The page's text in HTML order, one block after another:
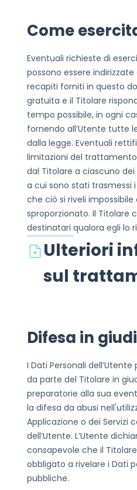
Come
Eventuali richieste di
possono essere
recapiti forniti in questo
gratuita e il Titolare
tempo possibile, in ogni
fornendo all’Utente tutte
dalla legge. Eventuali
limitazioni del
dal Titolare a ciascuno
a cui sono stati trasmessi i
che ciò si riveli
sproporzionato. Il Titolare
destinatari qualora egli lo
Ulteriori
sul
Difesa in
I Dati Personali
da parte del Titolare in
preparatorie alla sua
la difesa da abusi
Applicazione o dei Servizi
dell’Utente. L’Utente
consapevole che il
obbligato a rivelare i Dati
pubbliche.